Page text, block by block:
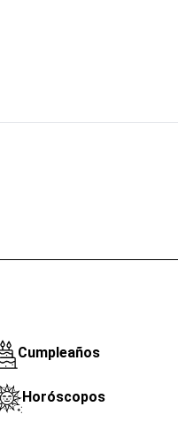
Cumpleaños
Horóscopos